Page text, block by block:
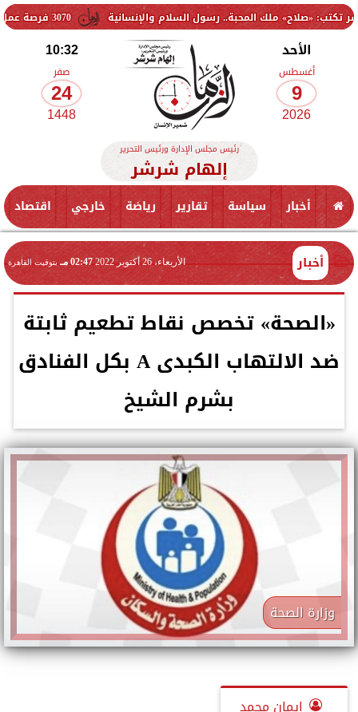
3070 فرصة عمل جديدة بالقطاع الخاص.. وظائف برواتب تصل إلى 9500 جنيه ملك المحبة.. رسول السلام والإنسانية
الأحد
أغسطس
9
2026
10:32
صفر
24
1448
رئيس مجلس الإدارة ورئيس التحرير
إلهام شرشر
أخبار سياسة تقارير رياضة خارجي اقتصاد
أخبار الأربعاء، 26 أكتوبر 2022 02:47 مـ بتوقيت القاهرة
«الصحة» تخصص نقاط تطعيم ثابتة
ضد الالتهاب الكبدى A بكل الفنادق
بشرم الشيخ
وزارة الصحة
إيمان محمد